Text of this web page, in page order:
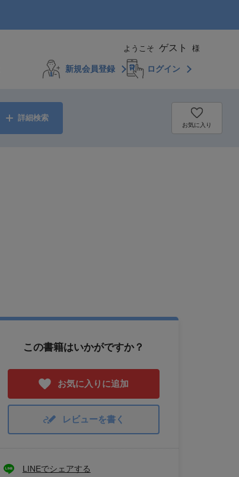
ようこそ ゲスト 様
新規会員登録 ログイン
詳細検索
お気に入り
この書籍はいかがですか？
お気に入りに追加
レビューを書く
LINEでシェアする